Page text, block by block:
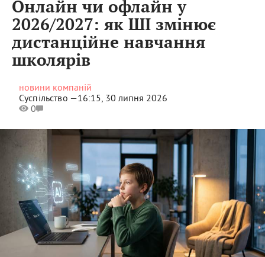
Онлайн чи офлайн у
2026/2027: як ШІ змінює
дистанційне навчання
школярів
новини компаній
Суспільство —16:15, 30 липня 2026
0